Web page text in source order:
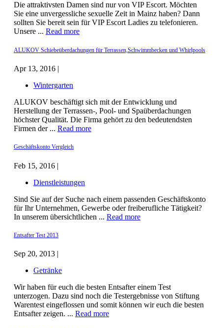
Die attraktivsten Damen sind nur von VIP Escort. Möchten
Sie eine unvergessliche sexuelle Zeit in Mainz haben? Dann
sollten Sie bereit sein für VIP Escort Ladies zu telefonieren.
Unsere ... Read more
ALUKOV Schiebeüberdachungen für Terrassen,Schwimmbecken und Whirlpools
Apr 13, 2016 |
Wintergarten
ALUKOV beschäftigt sich mit der Entwicklung und
Herstellung der Terrassen-, Pool- und Spaüberdachungen
höchster Qualität. Die Firma gehört zu den bedeutendsten
Firmen der ... Read more
Geschäftskonto Vergleich
Feb 15, 2016 |
Dienstleistungen
Sind Sie auf der Suche nach einem passenden Geschäftskonto
für Ihr Unternehmen, Gewerbe oder freiberufliche Tätigkeit?
In unserem übersichtlichen ... Read more
Entsafter Test 2013
Sep 20, 2013 |
Getränke
Wir haben für euch die besten Entsafter einem Test
unterzogen. Dazu sind noch die Testergebnisse von Stiftung
Warentest eingeflossen und somit können wir euch die besten
Entsafter zeigen. ... Read more